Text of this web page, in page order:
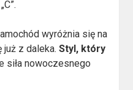
wyróżnia się na
już z daleka.Styl, który
siła nowoczesnego